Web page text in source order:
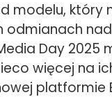
modelu, który
odmianach
Day 2025
więcej na
platformie